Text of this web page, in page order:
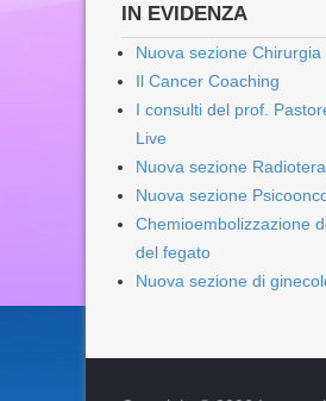
IN EVIDENZA
Nuova sezione Chirurgia
Il Cancer Coaching
I consulti del prof.
Live
Nuova sezione
Nuova sezione
Chemioembolizzazione
del fegato
Nuova sezione di